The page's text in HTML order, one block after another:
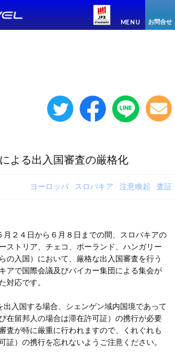
MENU お問合せ
よる出入国審査の厳格化
ヨーロッパ スロバキア 注意喚起 査証
２４日から６月８日までの間、スロバキアの
ストリア、チェコ、ポーランド、ハンガリー
の入国）において、厳格な出入国審査を行う
アで国際会議及びバイカー集団による集会が
対応です。
入国する場合、シェンゲン域内国境であって
在留邦人の場合は滞在許可証）の携行が必要
査が特に厳重に行われますので、くれぐれも
証）の携行を忘れないようご注意ください。